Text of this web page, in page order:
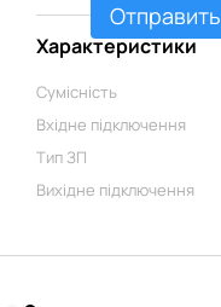
Отправить
Характеристики
Сумісність
Вхідне підключення
Тип ЗП
Вихідне підключення